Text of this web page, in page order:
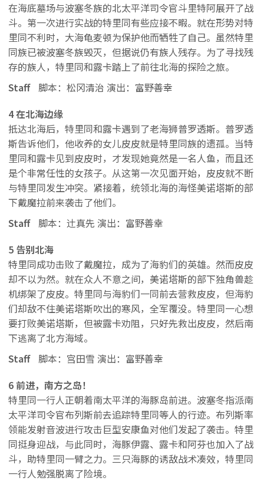
在海底墓场与波塞冬族的北太平洋司令官斗里特阿展开了战
斗。第一次进行实战的特里同有些应接不暇。就在形势对特
里同不利时，大海龟麦顿为保护他而牺牲了自己。虽然特里
同族已被波塞冬族毁灭，但据说仍有族人残存。为了寻找残
存的族人，特里同和露卡踏上了前往北海的探险之旅。
Staff
脚本：松冈清治 演出：富野善幸
4 在北海边缘
抵达北海后，特里同和露卡遇到了老海狮普罗透斯。普罗透
斯告诉他们，他收养的女儿皮皮就是特里同族的遗孤。当特
里同和露卡见到皮皮时，才发现她竟然是一名人鱼，而且还
是个非常任性的女孩子。从这第一次见面开始，皮皮就不断
与特里同发生冲突。紧接着，统领北海的海怪美诺塔斯的部
下戴魔拉前来袭击了他们。
Staff
脚本：辻真先 演出：富野善幸
5 告别北海
特里同成功击败了戴魔拉，成为了海豹们的英雄。然而皮皮
却不以为然。就在众人不意之间，美诺塔斯的部下独角兽趁
机绑架了皮皮。特里同与海豹们一同前去营救皮皮，但海豹
们却敌不住美诺塔斯吹出的寒风，全军覆没。特里同一心想
要打败美诺塔斯，但被露卡劝阻，只好先救出皮皮，然后南
下逃离了北方海域。
Staff
脚本：宫田雪 演出：富野善幸
6 前进，南方之岛！
特里同一行人正朝着南太平洋的海豚岛前进。波塞冬指派南
太平洋司令官布列斯前去追踪特里同等人的行迹。布列斯率
领能发射音波进行攻击巨型安康鱼对他们发起了袭击。特里
同挺身迎战，与此同时，海豚伊露、露卡和阿芬也加入了战
斗，助特里同一臂之力。三只海豚的诱敌战术凑效，特里同
一行人勉强脱离了险境。